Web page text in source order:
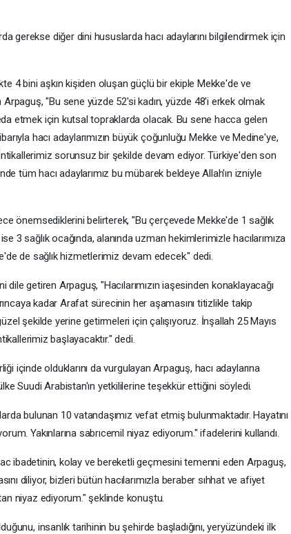
gerekse diğer dini hususlarda hacı adaylarını bilgilendirmek için
4 bini aşkın kişiden oluşan güçlü bir ekiple Mekke'de ve
"Bu sene yüzde 52'si kadın, yüzde 48'i erkek olmak
etmek için kutsal topraklarda olacak. Bu sene hacca gelen
hacı adaylarımızın büyük çoğunluğu Mekke ve Medine'ye,
sorunsuz bir şekilde devam ediyor. Türkiye'den son
tüm hacı adaylarımız bu mübarek beldeye Allah'ın izniyle
önemsediklerini belirterek, "Bu çerçevede Mekke'de 1 sağlık
3 sağlık ocağında, alanında uzman hekimlerimizle hacılarımıza
de sağlık hizmetlerimiz devam edecek." dedi.
dile getiren Arpaguş, "Hacılarımızın iaşesinden konaklayacağı
kadar Arafat sürecinin her aşamasını titizlikle takip
şekilde yerine getirmeleri için çalışıyoruz. İnşallah 25 Mayıs
başlayacaktır." dedi.
içinde olduklarını da vurgulayan Arpaguş, hacı adaylarına
Suudi Arabistan'ın yetkililerine teşekkür ettiğini söyledi.
bulunan 10 vatandaşımız vefat etmiş bulunmaktadır. Hayatını
Yakınlarına sabrıcemil niyaz ediyorum." ifadelerini kullandı.
ibadetinin, kolay ve bereketli geçmesini temenni eden Arpaguş,
diliyor, bizleri bütün hacılarımızla beraber sıhhat ve afiyet
niyaz ediyorum." şeklinde konuştu.
insanlık tarihinin bu şehirde başladığını, yeryüzündeki ilk